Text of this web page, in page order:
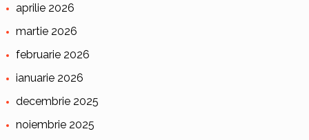
aprilie 2026
martie 2026
februarie 2026
ianuarie 2026
decembrie 2025
noiembrie 2025